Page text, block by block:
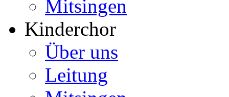
Mitsingen
Kinderchor
Über uns
Leitung